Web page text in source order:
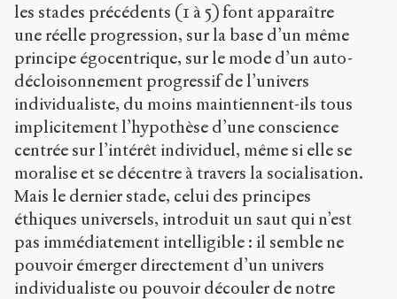
les stades précédents (1 à 5) font apparaître
une réelle progression, sur la base d’un même
principe égocentrique, sur le mode d’un auto-
décloisonnement progressif de l’univers
individualiste, du moins maintiennent-ils tous
implicitement l’hypothèse d’une conscience
centrée sur l’intérêt individuel, même si elle se
moralise et se décentre à travers la socialisation.
Mais le dernier stade, celui des principes
éthiques universels, introduit un saut qui n’est
pas immédiatement intelligible : il semble ne
pouvoir émerger directement d’un univers
individualiste ou pouvoir découler de notre